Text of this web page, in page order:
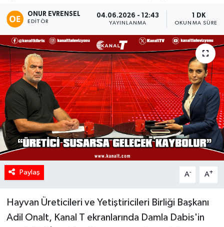
ONUR EVRENSEL
EDITÖR
04.06.2026 - 12:43
YAYINLANMA
1 DK
OKUNMA SÜRESI
Paylaş A- A+
Hayvan Üreticileri ve Yetiştiricileri Birliği Başkanı
Adil Onalt, Kanal T ekranlarında Damla Dabis'in